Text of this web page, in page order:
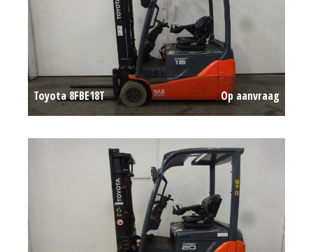
Toyota 8FBE18T Op aanvraag